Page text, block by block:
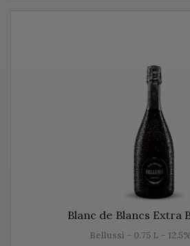
Vă prezentăm mai jos, gama
vin spumant italian, alb sau rose.
Prosecco e cel mai cunoscut vin
adesea comparat cu Champagne,
struguri folosite.
Blanc de Blancs Extra
Bellussi - 0.75 L -